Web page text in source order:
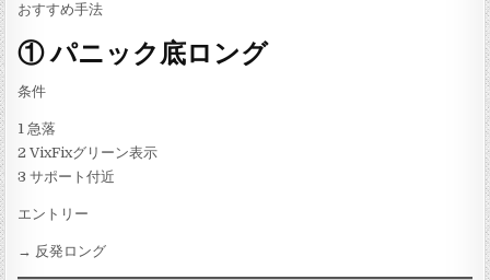
おすすめ手法
① パニック底ロング
条件
1 急落
2 VixFixグリーン表示
3 サポート付近
エントリー
→ 反発ロング